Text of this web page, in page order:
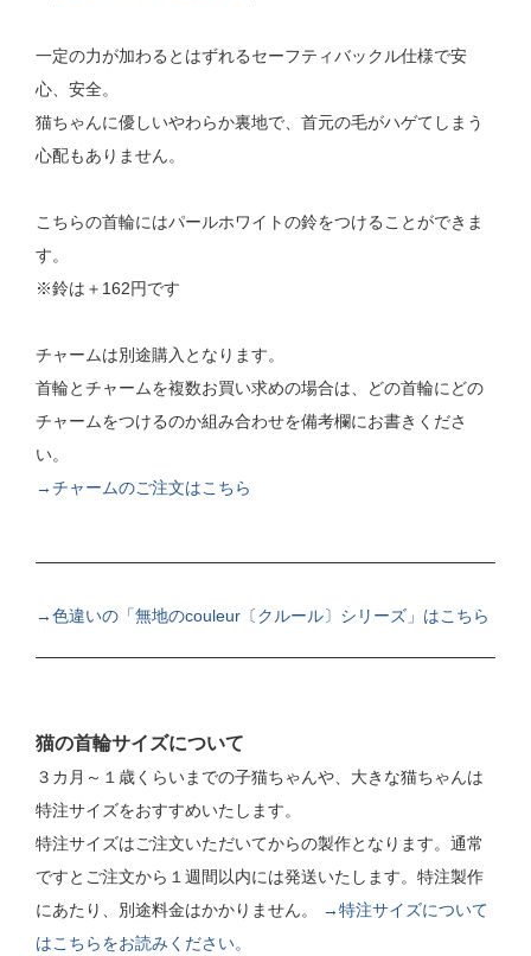
一定の力が加わるとはずれるセーフティバックル仕様で安
心、安全。
猫ちゃんに優しいやわらか裏地で、首元の毛がハゲてしまう
心配もありません。
こちらの首輪にはパールホワイトの鈴をつけることができま
す。
※鈴は＋162円です
チャームは別途購入となります。
首輪とチャームを複数お買い求めの場合は、どの首輪にどの
チャームをつけるのか組み合わせを備考欄にお書きくださ
い。
→チャームのご注文はこちら
→色違いの「無地のcouleur〔クルール〕シリーズ」はこちら
猫の首輪サイズについて
３カ月～１歳くらいまでの子猫ちゃんや、大きな猫ちゃんは
特注サイズをおすすめいたします。
特注サイズはご注文いただいてからの製作となります。通常
ですとご注文から１週間以内には発送いたします。特注製作
にあたり、別途料金はかかりません。
→特注サイズについて
はこちらをお読みください。